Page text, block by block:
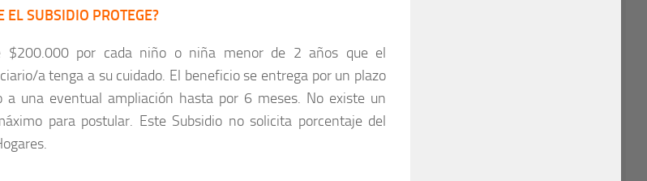
EL SUBSIDIO PROTEGE?
$200.000 por cada niño o niña menor de 2 años que el
a tenga a su cuidado. El beneficio se entrega por un plazo
a una eventual ampliación hasta por 6 meses. No existe un
para postular. Este Subsidio no solicita porcentaje del